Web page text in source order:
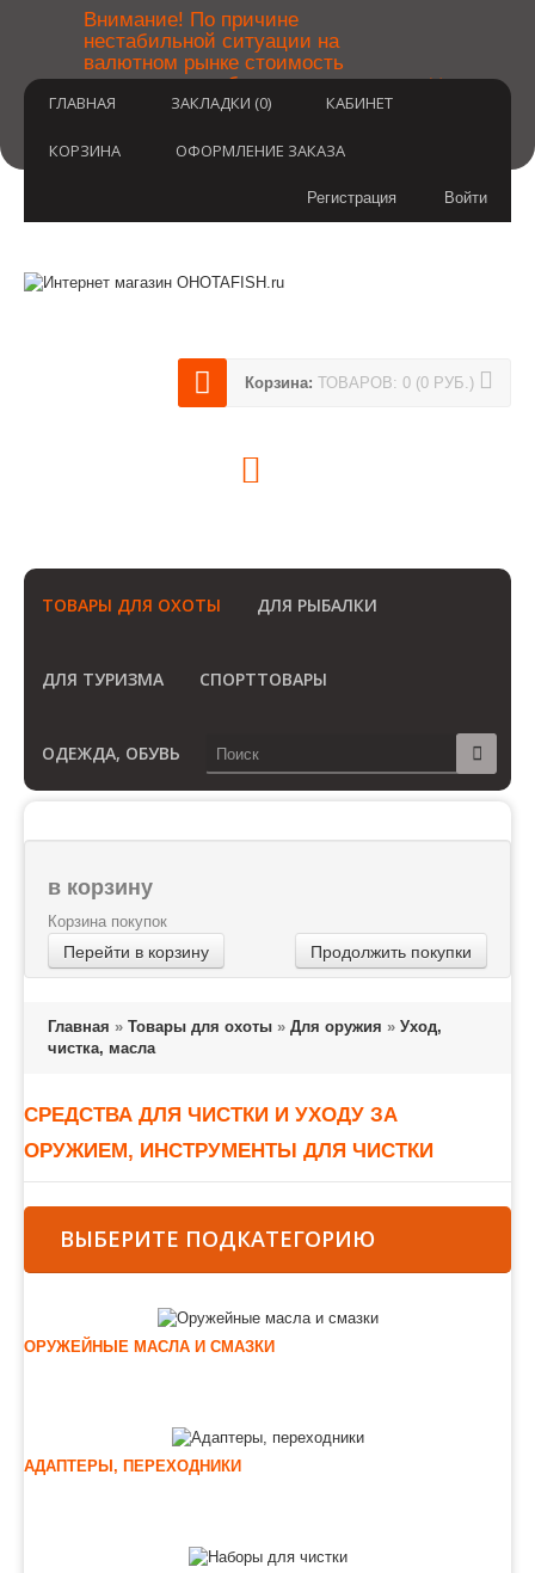
Внимание! По причине
нестабильной ситуации на
валютном рынке стоимость
товаров может быть уточнена
после оформления заказа.
неудобства.
×
ГЛАВНАЯ ЗАКЛАДКИ (0) КАБИНЕТ
КОРЗИНА ОФОРМЛЕНИЕ ЗАКАЗА
Войти
Регистрация
Корзина: ТОВАРОВ: 0 (0 РУБ.)
ТОВАРЫ ДЛЯ ОХОТЫ ДЛЯ РЫБАЛКИ
ДЛЯ ТУРИЗМА СПОРТТОВАРЫ
ОДЕЖДА, ОБУВЬ
в корзину
Корзина покупок
Перейти в корзину Продолжить покупки
Главная » Товары для охоты » Для оружия » Уход,
чистка, масла
СРЕДСТВА ДЛЯ ЧИСТКИ И УХОДУ ЗА
ОРУЖИЕМ, ИНСТРУМЕНТЫ ДЛЯ ЧИСТКИ
ВЫБЕРИТЕ ПОДКАТЕГОРИЮ
ОРУЖЕЙНЫЕ МАСЛА И СМАЗКИ
АДАПТЕРЫ, ПЕРЕХОДНИКИ